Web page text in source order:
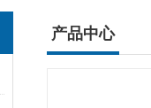
产品中心